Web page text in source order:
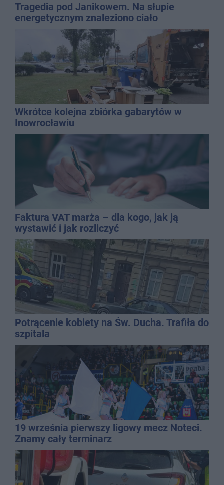
Tragedia pod Janikowem. Na słupie
energetycznym znaleziono ciało
mężczyzny
Wkrótce kolejna zbiórka gabarytów w
Inowrocławiu
Faktura VAT marża – dla kogo, jak ją
wystawić i jak rozliczyć
Potrącenie kobiety na Św. Ducha. Trafiła do
szpitala
19 września pierwszy ligowy mecz Noteci.
Znamy cały terminarz